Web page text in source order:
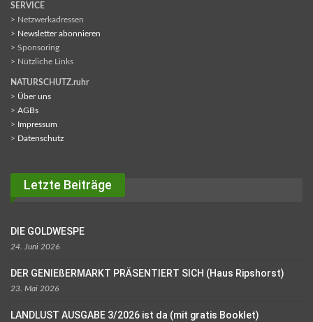
SERVICE
> Netzwerkadressen
> Newsletter abonnieren
> Sponsoring
> Nützliche Links
NATURSCHUTZ.ruhr
> Über uns
> AGBs
> Impressum
> Datenschutz
Letzte Beiträge
DIE GOLDWESPE
24. Juni 2026
DER GENIEßERMARKT PRÄSENTIERT SICH (Haus Ripshorst)
23. Mai 2026
LANDLUST AUSGABE 3/2026 ist da (mit gratis Booklet)